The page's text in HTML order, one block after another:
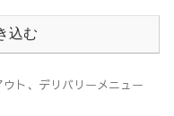
込む
ト、デリバリーメニュー